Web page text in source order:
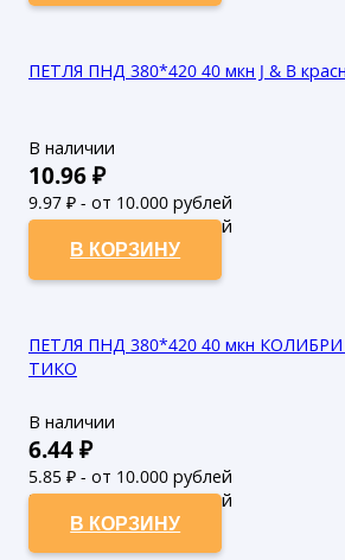
ПЕТЛЯ ПНД 380*420 40 мкн J & B
В наличии
10.96₽
9.97 ₽ - от 10.000 рублей
9.06₽ - от 50.000 рублей
В КОРЗИНУ
ПЕТЛЯ ПНД 380*420 40 мкн
ТИКО
В наличии
6.44₽
5.85 ₽ - от 10.000 рублей
5.32₽ - от 50.000 рублей
В КОРЗИНУ